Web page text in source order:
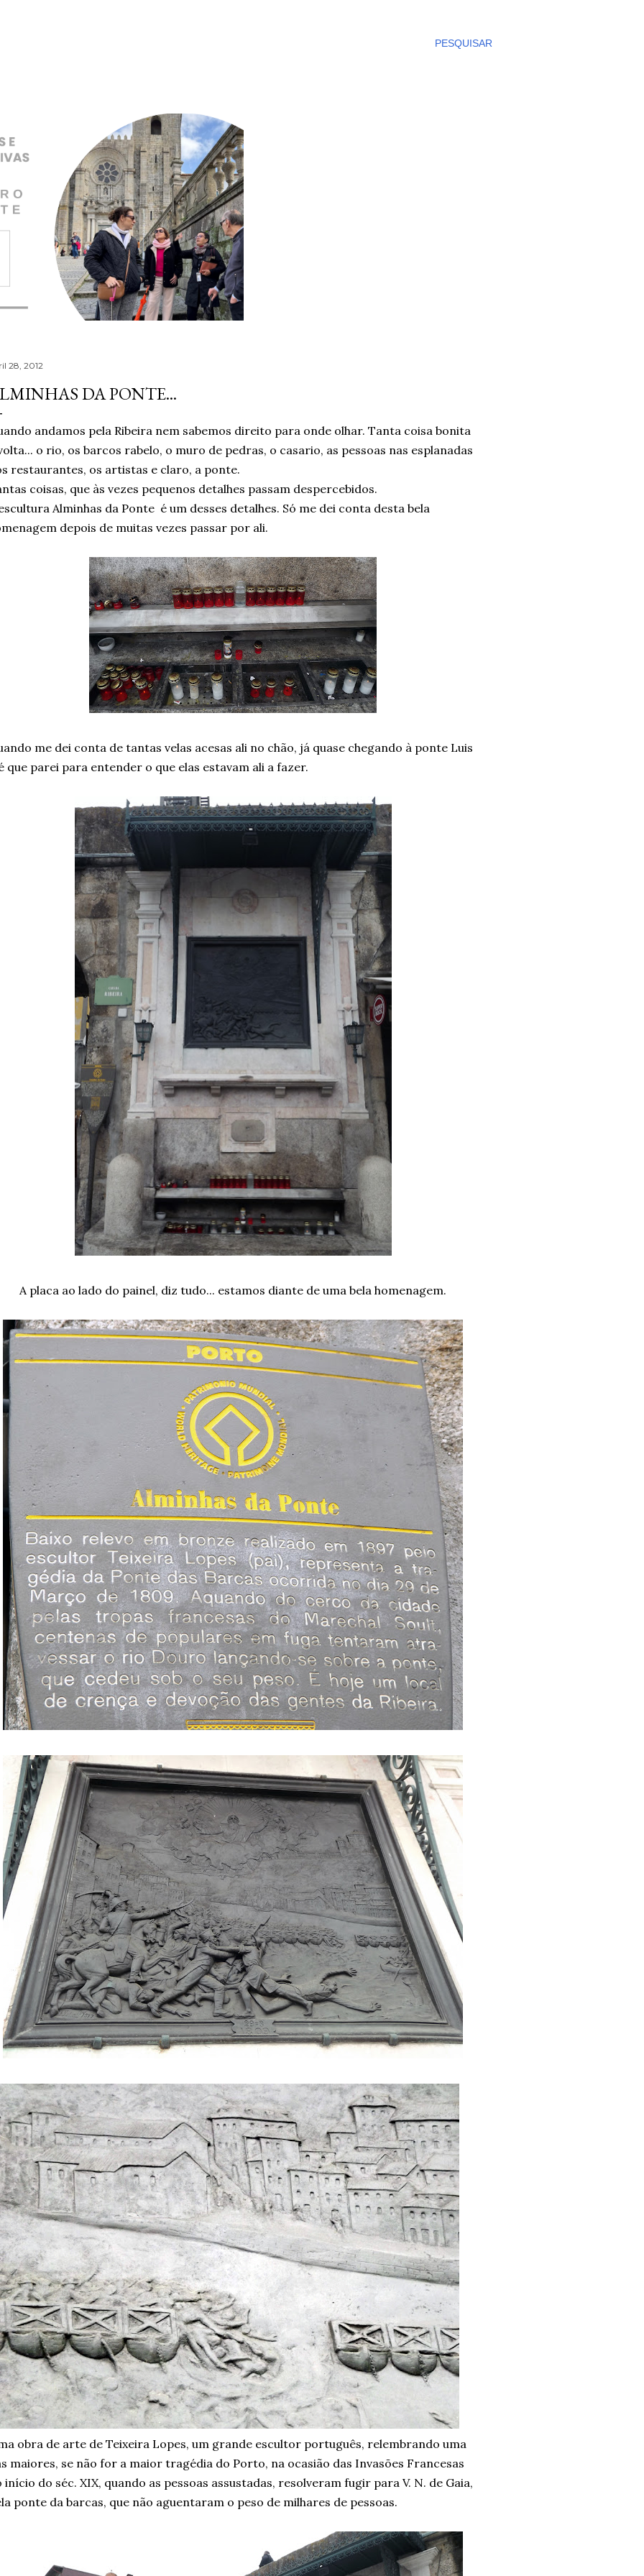
PESQUISAR
28, 2012
DA PONTE...
andamos pela Ribeira nem sabemos direito para onde olhar. Tanta coisa bonita
o rio, os barcos rabelo, o muro de pedras, o casario, as pessoas nas esplanadas
restaurantes, os artistas e claro, a ponte.
coisas, que às vezes pequenos detalhes passam despercebidos.
Alminhas da Ponte é um desses detalhes. Só me dei conta desta bela
depois de muitas vezes passar por ali.
me dei conta de tantas velas acesas ali no chão, já quase chegando à ponte Luis
que parei para entender o que elas estavam ali a fazer.
A placa ao lado do painel, diz tudo... estamos diante de uma bela homenagem.
obra de arte de Teixeira Lopes, um grande escultor português, relembrando uma
maiores, se não for a maior tragédia do Porto, na ocasião das Invasões Francesas
início do séc. XIX, quando as pessoas assustadas, resolveram fugir para V. N. de Gaia,
ponte da barcas, que não aguentaram o peso de milhares de pessoas.